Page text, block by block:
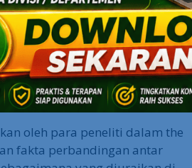
yang rendah (low self-
kemampuan dan kecakapan
beragam kendala dan
ini akan gagal meraih
oleh para peneliti dalam the
fakta perbandingan antar